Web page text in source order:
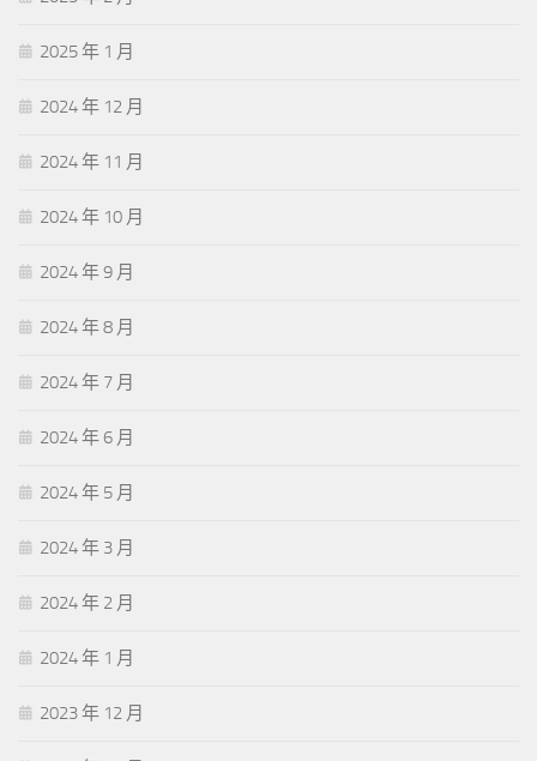
2025 年 1 月
2024 年 12 月
2024 年 11 月
2024 年 10 月
2024 年 9 月
2024 年 8 月
2024 年 7 月
2024 年 6 月
2024 年 5 月
2024 年 3 月
2024 年 2 月
2024 年 1 月
2023 年 12 月